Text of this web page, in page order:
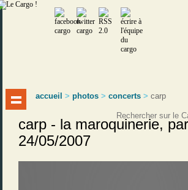
accueil >photos >concerts >carp
carp - la maroquinerie,
24/05/2007